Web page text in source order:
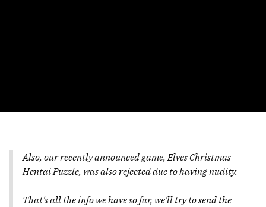
Also, our recently announced game, Elves Christmas
Hentai Puzzle, was also rejected due to having nudity.
That's all the info we have so far, we'll try to send the